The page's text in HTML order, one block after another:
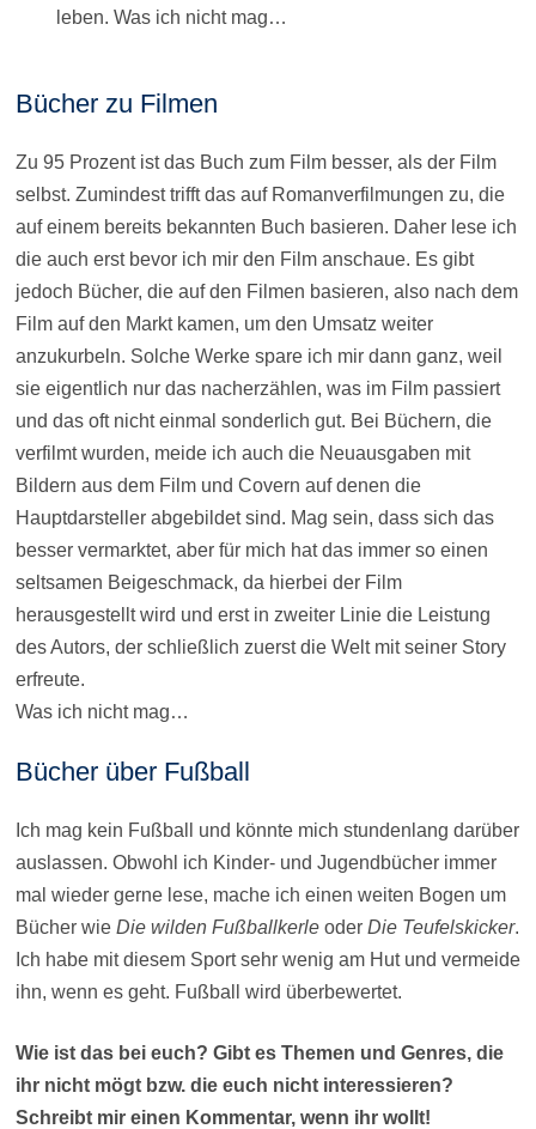
leben. Was ich nicht mag…
Bücher zu Filmen
Zu 95 Prozent ist das Buch zum Film besser, als der Film
selbst. Zumindest trifft das auf Romanverfilmungen zu, die
auf einem bereits bekannten Buch basieren. Daher lese ich
die auch erst bevor ich mir den Film anschaue. Es gibt
jedoch Bücher, die auf den Filmen basieren, also nach dem
Film auf den Markt kamen, um den Umsatz weiter
anzukurbeln. Solche Werke spare ich mir dann ganz, weil
sie eigentlich nur das nacherzählen, was im Film passiert
und das oft nicht einmal sonderlich gut. Bei Büchern, die
verfilmt wurden, meide ich auch die Neuausgaben mit
Bildern aus dem Film und Covern auf denen die
Hauptdarsteller abgebildet sind. Mag sein, dass sich das
besser vermarktet, aber für mich hat das immer so einen
seltsamen Beigeschmack, da hierbei der Film
herausgestellt wird und erst in zweiter Linie die Leistung
des Autors, der schließlich zuerst die Welt mit seiner Story
erfreute.
Was ich nicht mag…
Bücher über Fußball
Ich mag kein Fußball und könnte mich stundenlang darüber
auslassen. Obwohl ich Kinder- und Jugendbücher immer
mal wieder gerne lese, mache ich einen weiten Bogen um
Bücher wie Die wilden Fußballkerleoder Die Teufelskicker.
Ich habe mit diesem Sport sehr wenig am Hut und vermeide
ihn, wenn es geht. Fußball wird überbewertet.
Wie ist das bei euch? Gibt es Themen und Genres, die
ihr nicht mögt bzw. die euch nicht interessieren?
Schreibt mir einen Kommentar, wenn ihr wollt!